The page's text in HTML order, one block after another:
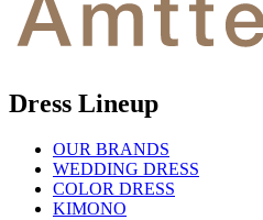
Dress Lineup
OUR BRANDS
WEDDING DRESS
COLOR DRESS
KIMONO